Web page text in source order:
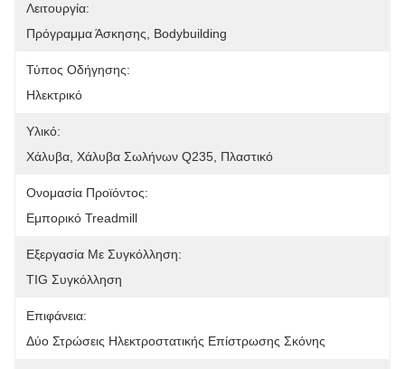
Λειτουργία:
Πρόγραμμα Άσκησης, Bodybuilding
Τύπος Οδήγησης:
Ηλεκτρικό
Υλικό:
Χάλυβα, Χάλυβα Σωλήνων Q235, Πλαστικό
Ονομασία Προϊόντος:
Εμπορικό Treadmill
Εξεργασία Με Συγκόλληση:
TIG Συγκόλληση
Επιφάνεια:
Δύο Στρώσεις Ηλεκτροστατικής Επίστρωσης Σκόνης